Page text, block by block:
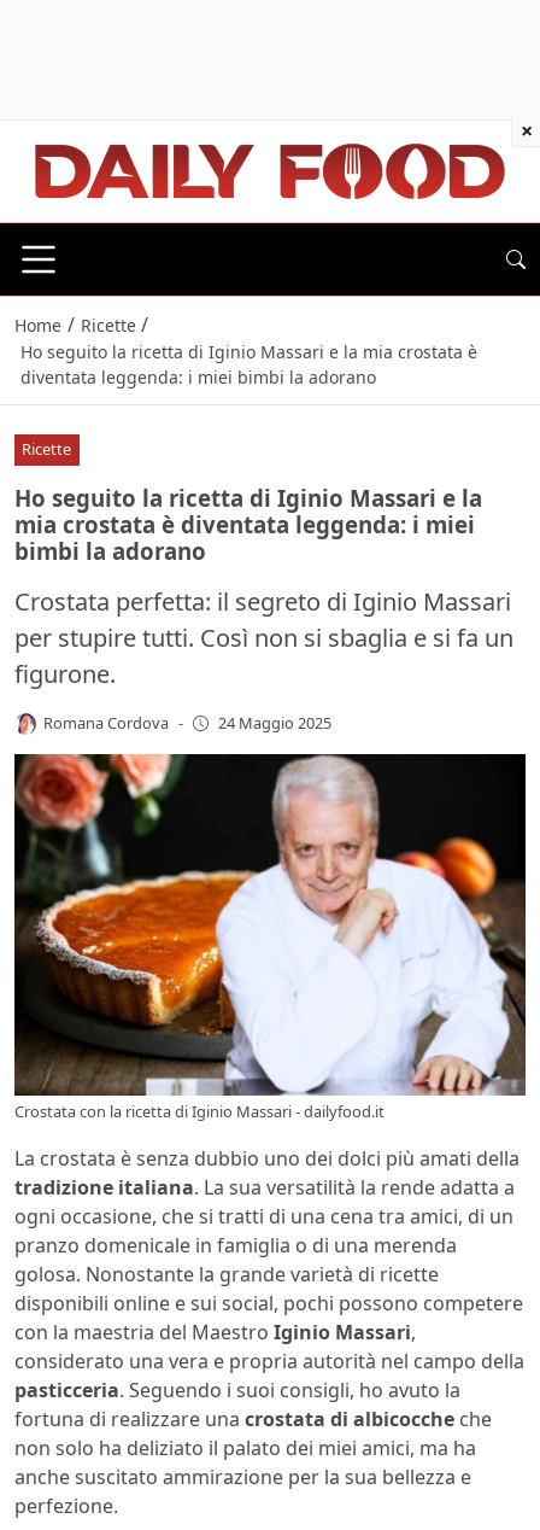
Home / Ricette /
Ho seguito la ricetta di Iginio Massari e la mia crostata è
diventata leggenda: i miei bimbi la adorano
Ricette
Ho seguito la ricetta di Iginio Massari e la
mia crostata è diventata leggenda: i miei
bimbi la adorano
Crostata perfetta: il segreto di Iginio Massari
per stupire tutti. Così non si sbaglia e si fa un
figurone.
Romana Cordova - 24 Maggio 2025
Crostata con la ricetta di Iginio Massari - dailyfood.it
La crostata è senza dubbio uno dei dolci più amati della
tradizione italiana. La sua versatilità la rende adatta a
ogni occasione, che si tratti di una cena tra amici, di un
pranzo domenicale in famiglia o di una merenda
golosa. Nonostante la grande varietà di ricette
disponibili online e sui social, pochi possono competere
con la maestria del Maestro Iginio Massari,
considerato una vera e propria autorità nel campo della
pasticceria. Seguendo i suoi consigli, ho avuto la
fortuna di realizzare una crostata di albicocche che
non solo ha deliziato il palato dei miei amici, ma ha
anche suscitato ammirazione per la sua bellezza e
perfezione.
×